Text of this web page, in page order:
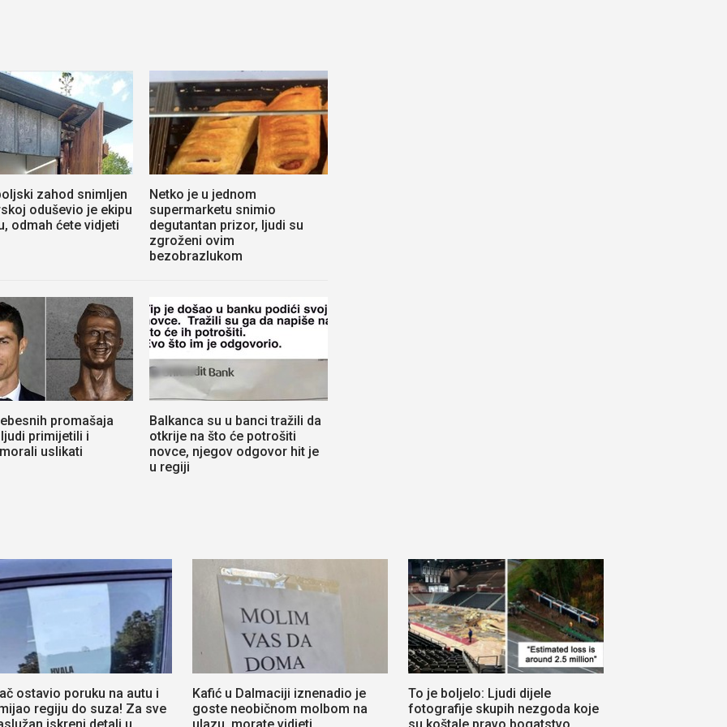
zahod snimljen
oduševio je ekipu
odmah ćete vidjeti
Netko je u jednom
supermarketu snimio
degutantan prizor, ljudi su
zgroženi ovim
bezobrazlukom
promašaja
primijetili i
uslikati
Balkanca su u banci tražili da
otkrije na što će potrošiti
novce, njegov odgovor hit je
u regiji
ostavio poruku na autu i
regiju do suza! Za sve
Kafić u Dalmaciji iznenadio je
goste neobičnom molbom na
To je boljelo: Ljudi dijele
fotografije skupih nezgoda koje